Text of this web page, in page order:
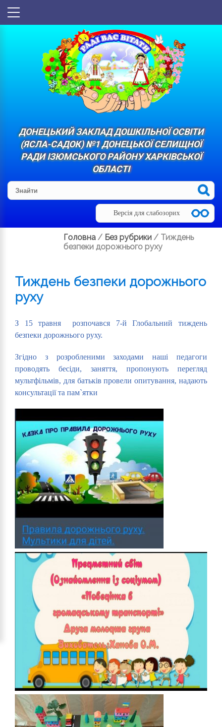
ДОНЕЦЬКИЙ ЗАКЛАД ДОШКІЛЬНОЇ ОСВІТИ
(ЯСЛА-САДОК) №1 ДОНЕЦЬКОЇ СЕЛИЩНОЇ
РАДИ ІЗЮМСЬКОГО РАЙОНУ ХАРКІВСЬКОЇ
ОБЛАСТІ
Версія для слабозорих
Головна / Без рубрики / Тиждень
безпеки дорожнього руху
Тиждень безпеки дорожнього
руху
З 15 травня розпочався 7-й Глобальний тиждень
безпеки дорожнього руху.
Згідно з розробленими заходами наші педагоги
проводять бесіди, заняття, пропонують перегляд
мультфільмів, для батьків провели опитування, надають
консультації та пам`ятки